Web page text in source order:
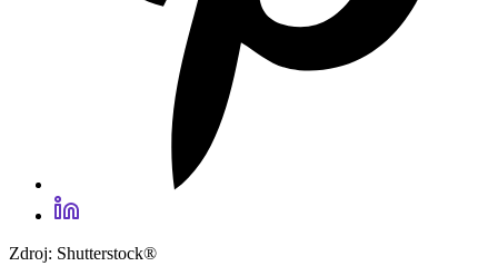
Zdroj: Shutterstock®